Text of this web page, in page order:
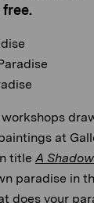
workshops
at
title A
paradise in
does your